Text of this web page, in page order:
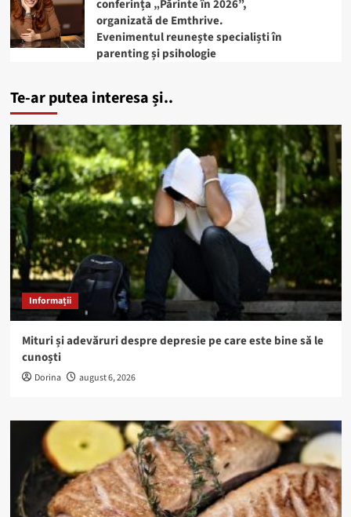
conferința „Părinte în 2026”,
organizată de Emthrive.
Evenimentul reunește specialiști în
parenting și psihologie
Te-ar putea interesa și..
Informații
Mituri și adevăruri despre depresie pe care este bine să le
cunoști
Dorina august 6, 2026